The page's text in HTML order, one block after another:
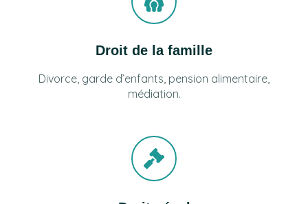
Droit de la famille
Divorce, garde d’enfants, pension alimentaire,
médiation.